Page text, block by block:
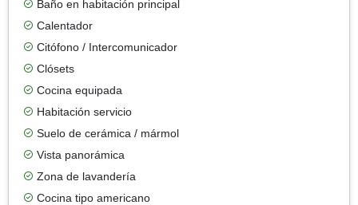
Baño en habitación principal
Calentador
Citófono / Intercomunicador
Clósets
Cocina equipada
Habitación servicio
Suelo de cerámica / mármol
Vista panorámica
Zona de lavandería
Cocina tipo americano